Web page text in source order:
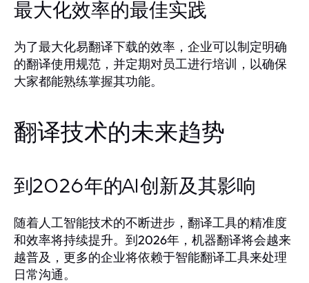
最大化效率的最佳实践
为了最大化易翻译下载的效率，企业可以制定明确
的翻译使用规范，并定期对员工进行培训，以确保
大家都能熟练掌握其功能。
翻译技术的未来趋势
到2026年的AI创新及其影响
随着人工智能技术的不断进步，翻译工具的精准度
和效率将持续提升。到2026年，机器翻译将会越来
越普及，更多的企业将依赖于智能翻译工具来处理
日常沟通。